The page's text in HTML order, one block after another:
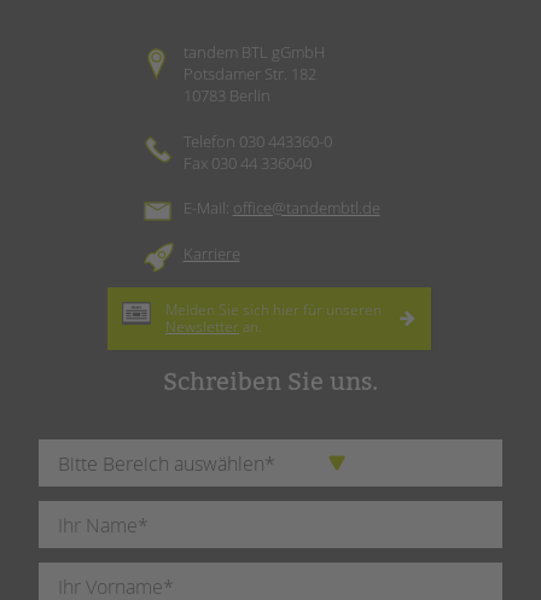
tandem BTL gGmbH
Potsdamer Str. 182
10783 Berlin
Telefon 030 443360-0
Fax 030 44 336040
E-Mail: office@tandembtl.de
Karriere
Melden Sie sich hier für unseren
Newsletter an.
Schreiben Sie uns.